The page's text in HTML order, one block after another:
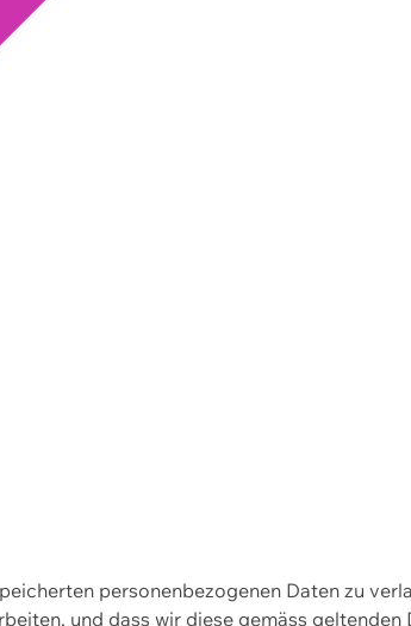
personenbezogenen Daten zu
und dass wir diese gemäss